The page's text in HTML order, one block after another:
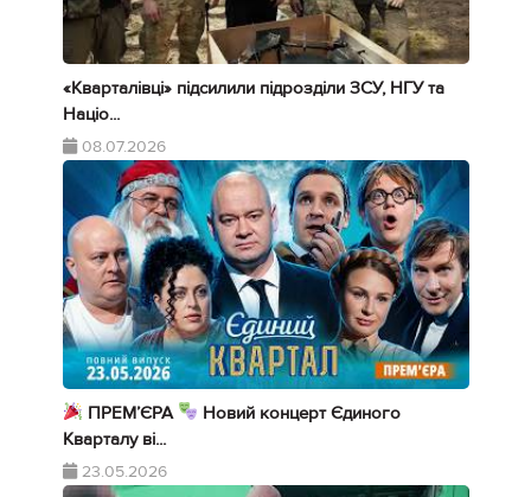
«Кварталівці» підсилили підрозділи ЗСУ, НГУ та
Націо...
08.07.2026
ПРЕМ’ЄРА
Новий концерт Єдиного
Кварталу ві...
23.05.2026